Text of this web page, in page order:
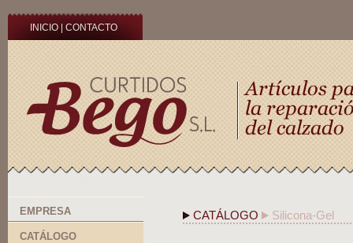
INICIO CONTACTO
EMPRESA
CATÁLOGO
CATÁLOGO Silicona-Gel